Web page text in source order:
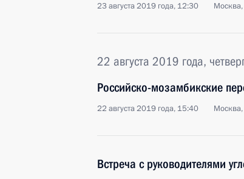
23 августа 2019 года, 12:30
22 августа 2019 года,
Российско-мозамбикские
22 августа 2019 года, 15:40
Встреча с руководителями